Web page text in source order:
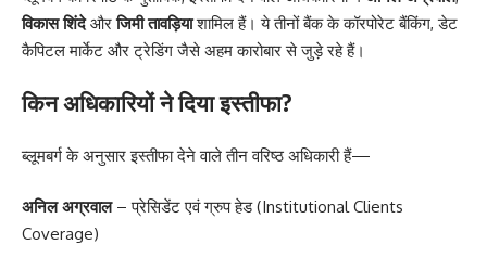
विकास शिंदेऔरजिमी तावड़ियाशामिल हैं। ये तीनों बैंक के कॉरपोरेट बैंकिंग, डेट
कैपिटल मार्केट और ट्रेडिंग जैसे अहम कारोबार से जुड़े रहे हैं।
किन अधिकारियों ने दिया इस्तीफा?
ब्लूमबर्ग के अनुसार इस्तीफा देने वाले तीन वरिष्ठ अधिकारी हैं—
अनिल अग्रवाल– प्रेसिडेंट एवं ग्रुप हेड (Institutional Clients
Coverage)